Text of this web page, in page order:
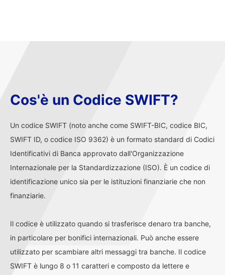
Cos'è un Codice SWIFT?
Un codice SWIFT (noto anche come SWIFT-BIC, codice BIC,
SWIFT ID, o codice ISO 9362) è un formato standard di Codici
Identificativi di Banca approvato dall'Organizzazione
Internazionale per la Standardizzazione (ISO). È un codice di
identificazione unico sia per le istituzioni finanziarie che non
finanziarie.
Il codice è utilizzato quando si trasferisce denaro tra banche,
in particolare per bonifici internazionali. Può anche essere
utilizzato per scambiare altri messaggi tra banche. Il codice
SWIFT è lungo 8 o 11 caratteri e composto da lettere e